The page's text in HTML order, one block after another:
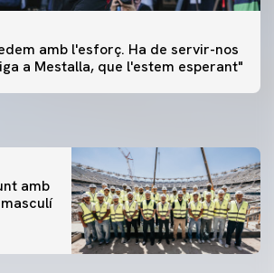
amb l'esforç. Ha de servir-nos
a Mestalla, que l'estem esperant"
amb